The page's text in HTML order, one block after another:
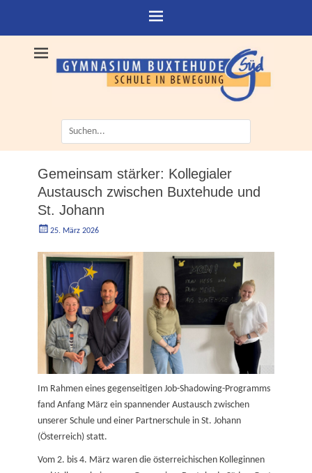
Suche
nach:
Gemeinsam stärker: Kollegialer
Austausch zwischen Buxtehude und
St. Johann
Geschrieben
25. März 2026
Im Rahmen eines gegenseitigen Job-Shadowing-Programms
fand Anfang März ein spannender Austausch zwischen
unserer Schule und einer Partnerschule in St. Johann
(Österreich) statt.
Vom 2. bis 4. März waren die österreichischen Kolleginnen